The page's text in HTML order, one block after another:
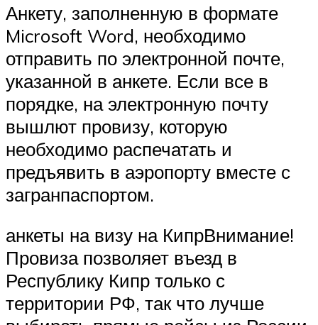
Анкету, заполненную в формате
Microsoft Word, необходимо
отправить по электронной почте,
указанной в анкете. Если все в
порядке, на электронную почту
вышлют провизу, которую
необходимо распечатать и
предъявить в аэропорту вместе с
загранпаспортом.
анкеты на визу на КипрВнимание!
Провиза позволяет въезд в
Республику Кипр только с
территории РФ, так что лучше